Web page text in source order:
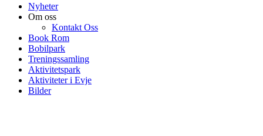
Nyheter
Om oss
Kontakt Oss
Book Rom
Bobilpark
Treningssamling
Aktivitetspark
Aktiviteter i Evje
Bilder